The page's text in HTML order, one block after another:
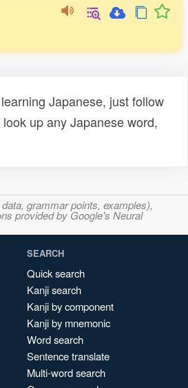
Japanese, just follow
up any Japanese word,
grammar points, examples),
provided by Google's Neural
SEARCH
Quick search
Kanji search
Kanji by component
Kanji by mnemonic
Word search
Sentence translate
Multi-word search